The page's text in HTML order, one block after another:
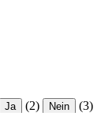
Ja (2) Nein (3)